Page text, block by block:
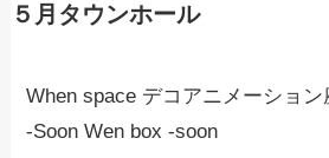
５月タウンホール
When space デコアニメーション
-Soon Wen box -soon